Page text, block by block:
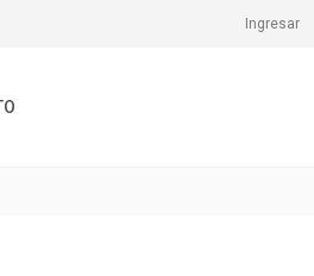
Ingresar